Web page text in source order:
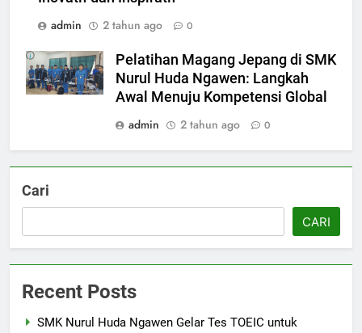
admin
2 tahun ago 0
Pelatihan Magang Jepang di SMK
Nurul Huda Ngawen: Langkah
Awal Menuju Kompetensi Global
admin
2 tahun ago 0
Cari
CARI
Recent Posts
SMK Nurul Huda Ngawen Gelar Tes TOEIC untuk
SMK PUSAT KEUNGGULAN
6
Laporan Rekapitulasi